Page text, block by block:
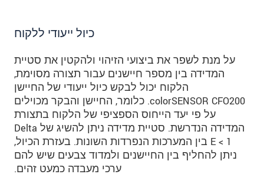
כיול ייעודי ללקוח
על מנת לשפר את ביצועי הזיהוי ולהקטין את סטיית
המדידה בין מספר חיישנים עבור תצורה מסוימת,
הלקוח יכול לבקש כיול ייעודי של החיישן
colorSENSOR CFO200. כלומר, החיישן והבקר מכוילים
על פי יעד הייחוס הספציפי של הלקוח בתצורת
המדידה הנדרשת. סטיית מדידה ניתן להשיג של Delta
E < 1 בין המערכות הנפרדות השונות. בעזרת הכיול,
ניתן להחליף בין החיישנים ולמדוד צבעים שיש להם
ערכי מעבדה כמעט זהים.